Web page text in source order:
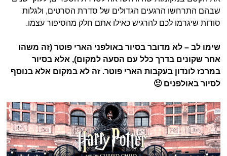
שבהם התרחשו הרגעים הגדולים של סדרת הסרטים, ולגלות
סודות שיגרמו לכם להרגיש כאילו אתם חלק מהסיפור עצמו.
שימו לב – לא מדובר בסיור באולפני הארי פוטר (זה משהו
אחר שקונים בדרך כלל עם הסעה למקום), אלא בסיור
במרכז לונדון בעקבות הארי פוטר. זה לא במקום אלא בנוסף
לסיור באולפנים 🙂